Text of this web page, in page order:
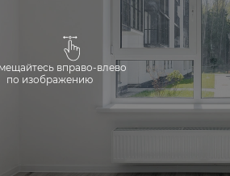
вправо-влево
по изображению